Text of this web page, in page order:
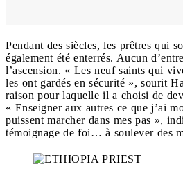
Pendant des siècles, les prêtres qui
également été enterrés. Aucun
l’ascension. « Les neuf saints qui
les ont gardés en sécurité », sourit
raison pour laquelle il a choisi de
« Enseigner aux autres ce que j’ai
puissent marcher dans mes pas »,
témoignage de foi… à soulever des